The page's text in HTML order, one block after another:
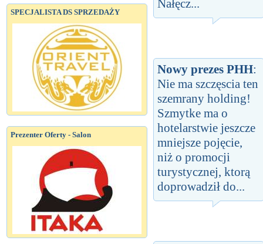
SPECJALISTA DS SPRZEDAŻY
Prezenter Oferty - Salon
Nałęcz...
Nowy prezes PHH:
Nie ma szczęscia ten
szemrany holding!
Szmytke ma o
hotelarstwie jeszcze
mniejsze pojęcie,
niż o promocji
turystycznej, ktorą
doprowadził do...